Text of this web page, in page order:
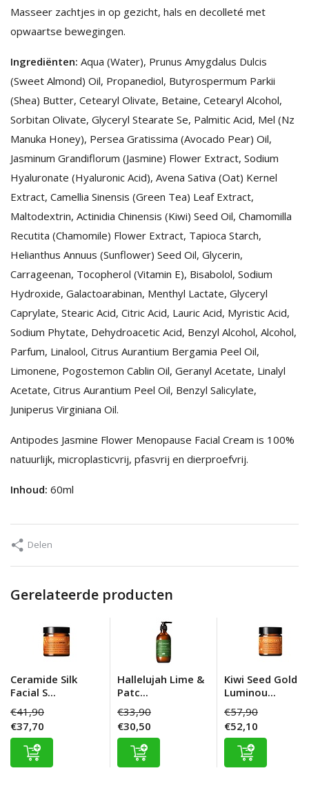
Masseer zachtjes in op gezicht, hals en decolleté met
opwaartse bewegingen.
Ingrediënten: Aqua (Water), Prunus Amygdalus Dulcis
(Sweet Almond) Oil, Propanediol, Butyrospermum Parkii
(Shea) Butter, Cetearyl Olivate, Betaine, Cetearyl Alcohol,
Sorbitan Olivate, Glyceryl Stearate Se, Palmitic Acid, Mel (Nz
Manuka Honey), Persea Gratissima (Avocado Pear) Oil,
Jasminum Grandiflorum (Jasmine) Flower Extract, Sodium
Hyaluronate (Hyaluronic Acid), Avena Sativa (Oat) Kernel
Extract, Camellia Sinensis (Green Tea) Leaf Extract,
Maltodextrin, Actinidia Chinensis (Kiwi) Seed Oil, Chamomilla
Recutita (Chamomile) Flower Extract, Tapioca Starch,
Helianthus Annuus (Sunflower) Seed Oil, Glycerin,
Carrageenan, Tocopherol (Vitamin E), Bisabolol, Sodium
Hydroxide, Galactoarabinan, Menthyl Lactate, Glyceryl
Caprylate, Stearic Acid, Citric Acid, Lauric Acid, Myristic Acid,
Sodium Phytate, Dehydroacetic Acid, Benzyl Alcohol, Alcohol,
Parfum, Linalool, Citrus Aurantium Bergamia Peel Oil,
Limonene, Pogostemon Cablin Oil, Geranyl Acetate, Linalyl
Acetate, Citrus Aurantium Peel Oil, Benzyl Salicylate,
Juniperus Virginiana Oil.
Antipodes Jasmine Flower Menopause Facial Cream is 100%
natuurlijk, microplasticvrij, pfasvrij en dierproefvrij.
Inhoud: 60ml
Delen
Gerelateerde producten
Ceramide Silk
Facial S...
€41,90
€37,70
Hallelujah Lime &
Patc...
€33,90
€30,50
Kiwi Seed Gold
Luminou...
€57,90
€52,10